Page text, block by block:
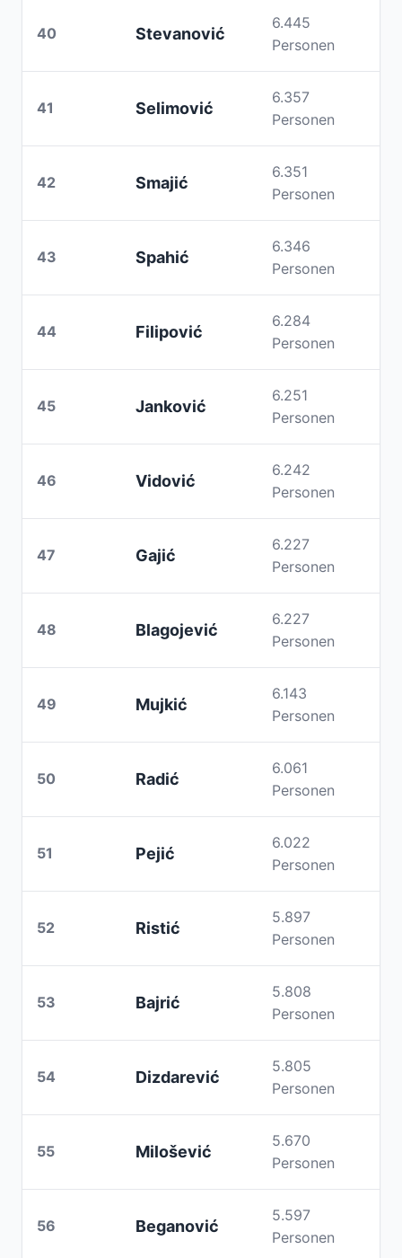
40 Stevanović
6.445
Personen
41 Selimović
6.357
Personen
42 Smajić
6.351
Personen
43 Spahić
6.346
Personen
44 Filipović
6.284
Personen
45 Janković
6.251
Personen
46 Vidović
6.242
Personen
47 Gajić
6.227
Personen
48 Blagojević
6.227
Personen
49 Mujkić
6.143
Personen
50 Radić
6.061
Personen
51 Pejić
6.022
Personen
52 Ristić
5.897
Personen
53 Bajrić
5.808
Personen
54 Dizdarević
5.805
Personen
55 Milošević
5.670
Personen
56 Beganović
5.597
Personen